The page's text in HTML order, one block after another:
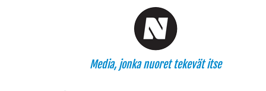
Media, jonka nuoret tekevät itse